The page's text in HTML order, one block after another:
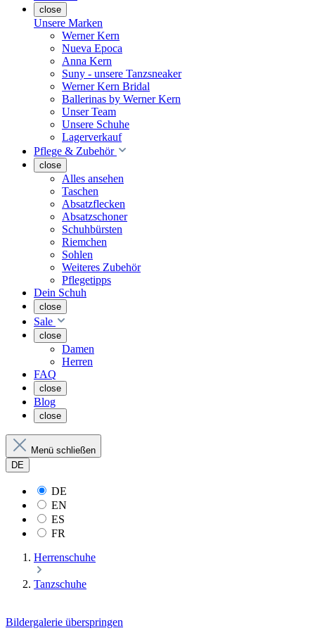
close
Unsere Marken
Werner Kern
Nueva Epoca
Anna Kern
Suny - unsere Tanzsneaker
Werner Kern Bridal
Ballerinas by Werner Kern
Unser Team
Unsere Schuhe
Lagerverkauf
Pflege & Zubehör
close
Alles ansehen
Taschen
Absatzflecken
Absatzschoner
Schuhbürsten
Riemchen
Sohlen
Weiteres Zubehör
Pflegetipps
Dein Schuh
close
Sale
close
Damen
Herren
FAQ
close
Blog
close
Menü schließen
DE
DE
EN
ES
FR
Herrenschuhe
Tanzschuhe
Bildergalerie überspringen